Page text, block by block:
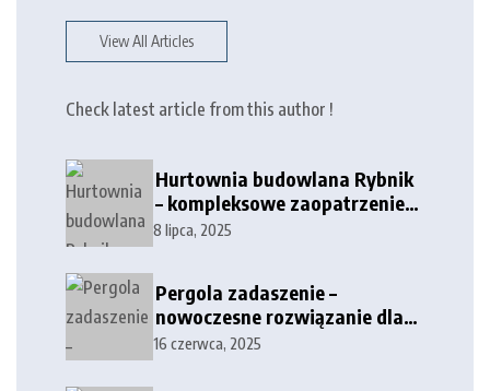
View All Articles
Check latest article from this author !
Hurtownia budowlana Rybnik
– kompleksowe zaopatrzenie
dla firm i klientów
8 lipca, 2025
Pergola zadaszenie –
nowoczesne rozwiązanie dla
tarasów i przestrzeni
16 czerwca, 2025